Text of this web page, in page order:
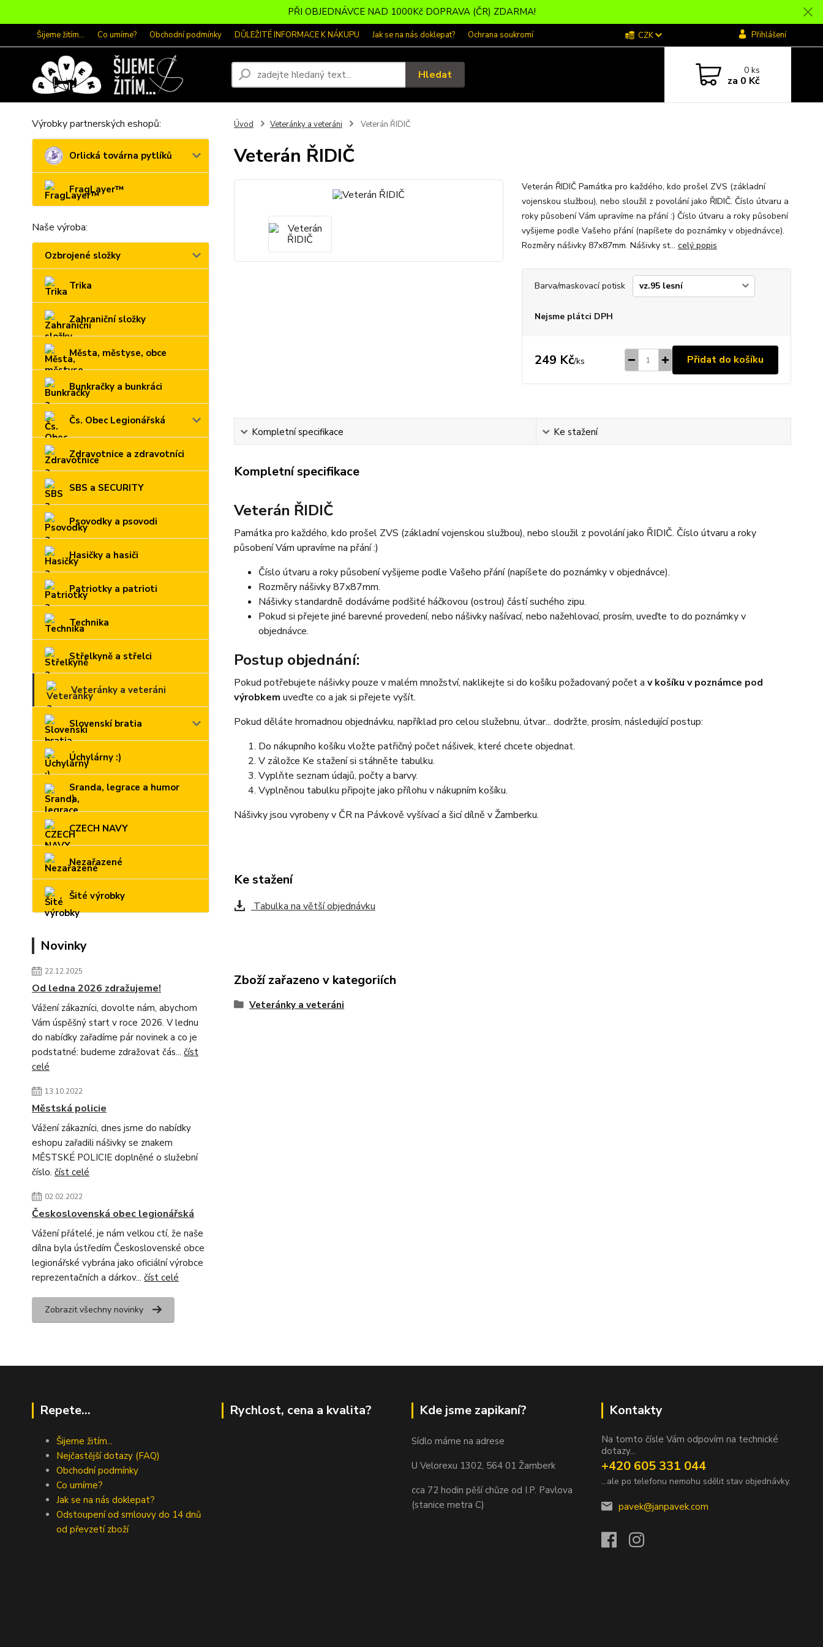
PŘI OBJEDNÁVCE NAD 1000Kč DOPRAVA (ČR) ZDARMA!
Šijeme žitím... Co umíme? Obchodní podmínky DŮLEŽITÉ INFORMACE K NÁKUPU Jak se na nás doklepat? Ochrana soukromí CZK Přihlášení
Hledat 0ks
za 0 Kč
Výrobky partnerských eshopů:
Orlická továrna pytlíků
FragLayer™
Naše výroba:
Ozbrojené složky
Trika
Zahraniční složky
Města, městyse, obce
Bunkračky a bunkráci
Čs. Obec Legionářská
Zdravotnice a zdravotníci
SBS a SECURITY
Psovodky a psovodi
Hasičky a hasiči
Patriotky a patrioti
Technika
Střelkyně a střelci
Veteránky a veteráni
Slovenskí bratia
Úchylárny :)
Sranda, legrace a humor
:)
CZECH NAVY
Nezařazené
Šité výrobky
Novinky
22.12.2025
Od ledna 2026 zdražujeme!
Vážení zákazníci, dovolte nám, abychom
Vám úspěšný start v roce 2026. V lednu
do nabídky zařadíme pár novinek a co je
podstatné: budeme zdražovat čás... číst
celé
13.10.2022
Městská policie
Vážení zákazníci, dnes jsme do nabídky
eshopu zařadili nášivky se znakem
MĚSTSKÉ POLICIE doplněné o služební
číslo. číst celé
02.02.2022
Československá obec legionářská
Vážení přátelé, je nám velkou ctí, že naše
dílna byla ústředím Československé obce
legionářské vybrána jako oficiální výrobce
reprezentačních a dárkov... číst celé
Zobrazit všechny novinky
Úvod Veteránky a veteráni Veterán ŘIDIČ
Veterán ŘIDIČ
Veterán ŘIDIČ Památka pro každého, kdo prošel ZVS (základní
vojenskou službou), nebo sloužil z povolání jako ŘIDIČ. Číslo útvaru a
roky působení Vám upravíme na přání :) Číslo útvaru a roky působení
vyšijeme podle Vašeho přání (napíšete do poznámky v objednávce).
Rozměry nášivky 87x87mm. Nášivky st... celý popis
Barva/maskovací potisk
Nejsme plátci DPH
249 Kč/ks Přidat do košíku
Kompletní specifikace Ke stažení
Kompletní specifikace
Veterán ŘIDIČ
Památka pro každého, kdo prošel ZVS (základní vojenskou službou), nebo sloužil z povolání jako ŘIDIČ. Číslo útvaru a roky
působení Vám upravíme na přání :)
Číslo útvaru a roky působení vyšijeme podle Vašeho přání (napíšete do poznámky v objednávce).
Rozměry nášivky 87x87mm.
Nášivky standardně dodáváme podšité háčkovou (ostrou) částí suchého zipu.
Pokud si přejete jiné barevné provedení, nebo nášivky našívací, nebo nažehlovací, prosím, uveďte to do poznámky v
objednávce.
Postup objednání:
Pokud potřebujete nášivky pouze v malém množství, naklikejte si do košíku požadovaný počet a v košíku v poznámce pod
výrobkem uveďte co a jak si přejete vyšít.
Pokud děláte hromadnou objednávku, například pro celou služebnu, útvar... dodržte, prosím, následující postup:
Do nákupního košíku vložte patřičný počet nášivek, které chcete objednat.
V záložce Ke stažení si stáhněte tabulku.
Vyplňte seznam údajů, počty a barvy.
Vyplněnou tabulku připojte jako přílohu v nákupním košíku.
Nášivky jsou vyrobeny v ČR na Pávkově vyšívací a šicí dílně v Žamberku.
Ke stažení
Tabulka na větší objednávku
Zboží zařazeno v kategoriích
Veteránky a veteráni
Repete...
Šijeme žitím...
Nejčastější dotazy (FAQ)
Obchodní podmínky
Co umíme?
Jak se na nás doklepat?
Odstoupení od smlouvy do 14 dnů
od převzetí zboží
Rychlost, cena a kvalita? Kde jsme zapikaní?
Sídlo máme na adrese
U Velorexu 1302, 564 01 Žamberk
cca 72 hodin pěší chůze od I.P. Pavlova
(stanice metra C)
Kontakty
Na tomto čísle Vám odpovím na technické
dotazy...
+420 605 331 044
...ale po telefonu nemohu sdělit stav objednávky.
pavek@janpavek.com